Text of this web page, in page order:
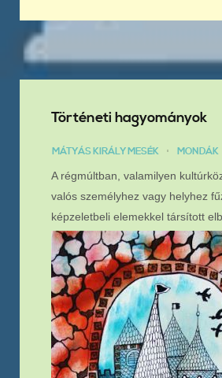
Történeti hagyományok
MÁTYÁS KIRÁLY MESÉK MONDÁK
A régmúltban, valamilyen
valós személyhez vagy helyhez
képzeletbeli elemekkel társított